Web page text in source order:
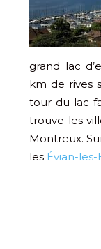
grand lac
km de rives
tour du lac
trouve les
Montreux.
les Évian-les-